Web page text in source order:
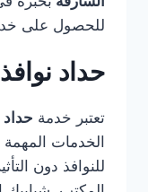
للحصول على
حداد
تعتبر خدمة
الخدمات
للنوافذ دون